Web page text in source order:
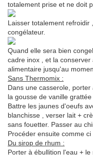
totalement prise et ne doit
Laisser totalement refroidir
congélateur.
Quand elle sera bien
cadre inox , et la
alimentaire jusqu'au
Sans Thermomix :
Dans une casserole,
la gousse de vanille
Battre les jaunes d'oeufs
blanchisse , verser lait +
sans fouetter. Passer au
Procéder ensuite comme ci
Du sirop de rhum :
Porter à ébullition l'eau + le